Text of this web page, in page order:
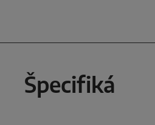
Špecifiká